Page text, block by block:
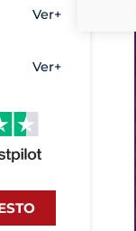
14
Ver+
Ver+